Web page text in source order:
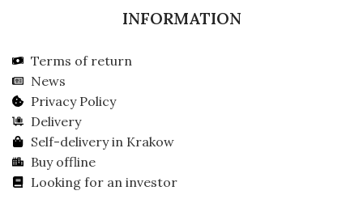
INFORMATION
Terms of return
News
Privacy Policy
Delivery
Self-delivery in Krakow
Buy offline
Looking for an investor